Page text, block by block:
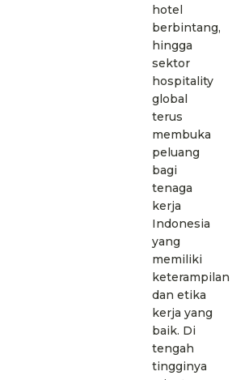
hotel
berbintang,
hingga
sektor
hospitality
global
terus
membuka
peluang
bagi
tenaga
kerja
Indonesia
yang
memiliki
keterampilan
dan etika
kerja yang
baik. Di
tengah
tingginya